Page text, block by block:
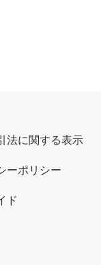
法に関する表示
ーポリシー
ド